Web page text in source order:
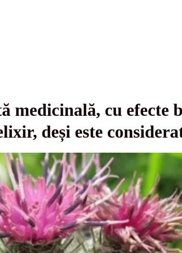
medicinală, cu efecte
deși este